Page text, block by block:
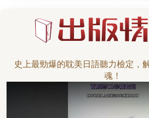
史上最勁爆的耽美日語聽力檢定，
魂！